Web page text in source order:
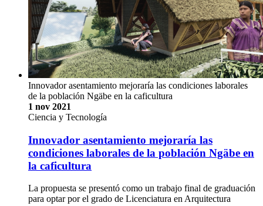
Innovador asentamiento mejoraría las condiciones laborales
de la población Ngäbe en la caficultura
1 nov 2021
Ciencia y Tecnología
Innovador asentamiento mejoraría las
condiciones laborales de la población Ngäbe en
la caficultura
La propuesta se presentó como un trabajo final de graduación
para optar por el grado de Licenciatura en Arquitectura